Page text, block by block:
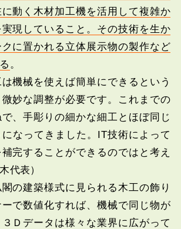
動く木材加工機を活用して複雑か
現していること。その技術を生か
に置かれる立体展示物の製作など
。
機械を使えば簡単にできるという
妙な調整が必要です。これまでの
、手彫りの細かな細工とほぼ同じ
なってきました。IT技術によって
完することができるのではと考え
代表）
の建築様式に見られる木工の飾り
で数値化すれば、機械で同じ物が
Ｄデータは様々な業界に広がって